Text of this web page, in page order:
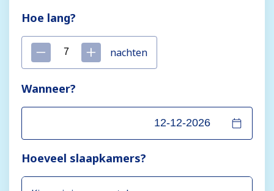
Hoe lang?
nachten
Wanneer?
Hoeveel slaapkamers?